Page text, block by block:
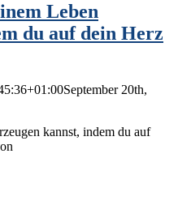
Leben
du auf dein Herz
September 20th,
kannst, indem du auf